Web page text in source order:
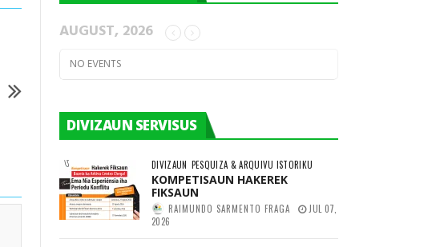
AUGUST, 2026
NO EVENTS
DIVIZAUN SERVISUS
DIVIZAUN PESQUIZA & ARQUIVU ISTORIKU
KOMPETISAUN HAKEREK
FIKSAUN
RAIMUNDO SARMENTO FRAGA
JUL 07,
2026